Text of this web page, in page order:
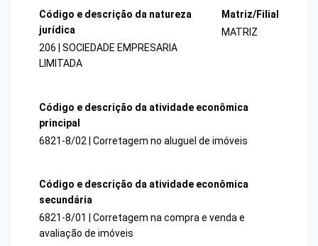
Código e descrição da natureza
jurídica
206 | SOCIEDADE EMPRESARIA
LIMITADA
Matriz/Filial
MATRIZ
Código e descrição da atividade econômica
principal
6821-8/02 | Corretagem no aluguel de imóveis
Código e descrição da atividade econômica
secundária
6821-8/01 | Corretagem na compra e venda e
avaliação de imóveis